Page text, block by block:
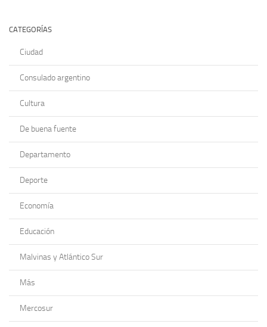
CATEGORÍAS
Ciudad
Consulado argentino
Cultura
De buena fuente
Departamento
Deporte
Economía
Educación
Malvinas y Atlántico Sur
Más
Mercosur